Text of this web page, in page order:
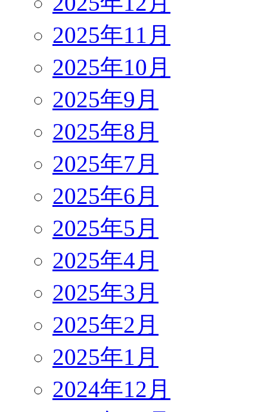
2025年11月
2025年10月
2025年9月
2025年8月
2025年7月
2025年6月
2025年5月
2025年4月
2025年3月
2025年2月
2025年1月
2024年12月